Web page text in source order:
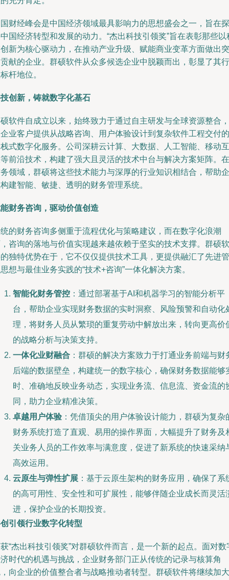
财经峰会是中国经济领域最具影响力的思想盛会之一，旨在探
国经济转型和发展的动力。“杰出科技引领奖”旨在表彰那些以
新为核心驱动力，在推动产业升级、赋能商业变革方面做出突
献的企业。群硕软件从众多候选企业中脱颖而出，彰显了其行
杆地位。
创新，铸就数字化基石
软件自成立以来，始终致力于通过自主研发与全球资源整合，
业客户提供从战略咨询、用户体验设计到复杂软件工程交付的
式数字化服务。公司深耕云计算、大数据、人工智能、移动互
前沿技术，构建了强大且灵活的技术中台与解决方案矩阵。在
领域，群硕将这些技术能力与深厚的行业知识相结合，帮助企
建智能、敏捷、透明的财务管理系统。
财务咨询，驱动价值创造
的财务咨询多侧重于流程优化与策略建议，而在数字化浪潮
咨询的落地与价值实现越来越依赖于坚实的技术支撑。群硕软
独特优势在于，它不仅仅提供技术工具，更提供融汇了先进管
想与最佳业务实践的“技术+咨询”一体化解决方案。
智能化财务管控 ：通过部署基于AI和机器学习的智能分析平
台，帮助企业实现财务数据的实时洞察、风险预警和自动化
理，将财务人员从繁琐的重复劳动中解放出来，转向更高价
的战略分析与决策支持。
一体化业财融合 ：群硕的解决方案致力于打通业务前端与财
后端的数据壁垒，构建统一的数字核心，确保财务数据能够
时、准确地反映业务动态，实现业务流、信息流、资金流的
同，助力企业精准决策。
卓越用户体验 ：凭借顶尖的用户体验设计能力，群硕为复杂
财务系统打造了直观、易用的操作界面，大幅提升了财务及
关业务人员的工作效率与满意度，促进了新系统的快速采纳
高效运用。
云原生与弹性扩展 ：基于云原生架构的财务应用，确保了系
的高可用性、安全性和可扩展性，能够伴随企业成长而灵活
进，保护企业的长期投资。
引领行业数字化转型
“杰出科技引领奖”对群硕软件而言，是一个新的起点。面对数
时代的机遇与挑战，企业财务部门正从传统的记录与核算角
向企业的价值整合者与战略推动者转型。群硕软件将继续加大